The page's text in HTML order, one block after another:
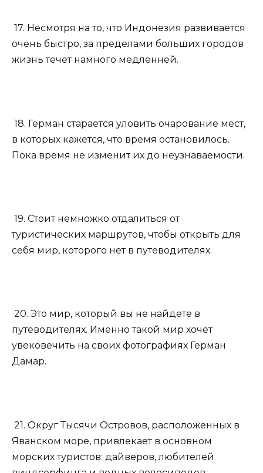
17. Несмотря на то, что Индонезия развивается
очень быстро, за пределами больших городов
жизнь течет намного медленней.
18. Герман старается уловить очарование мест,
в которых кажется, что время остановилось.
Пока время не изменит их до неузнаваемости.
19. Стоит немножко отдалиться от
туристических маршрутов, чтобы открыть для
себя мир, которого нет в путеводителях.
20. Это мир, который вы не найдете в
путеводителях. Именно такой мир хочет
увековечить на своих фотографиях Герман
Дамар.
21. Округ Тысячи Островов, расположенных в
Яванском море, привлекает в основном
морских туристов: дайверов, любителей